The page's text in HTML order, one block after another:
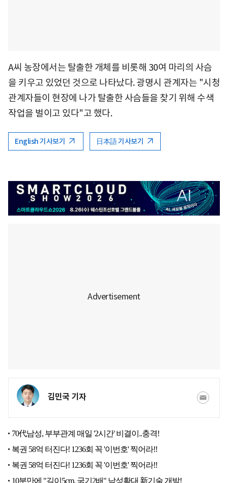
A씨 농장에서는 탈출한 개체를 비롯해 30여 마리의 사슴
을 키우고 있었던 것으로 나타났다. 광명시 관계자는 "시청
관계자들이 현장에 나가 탈출한 사슴들을 찾기 위해 수색
작업을 벌이고 있다"고 했다.
English 기사보기 日本語 기사보기
김민국 기자